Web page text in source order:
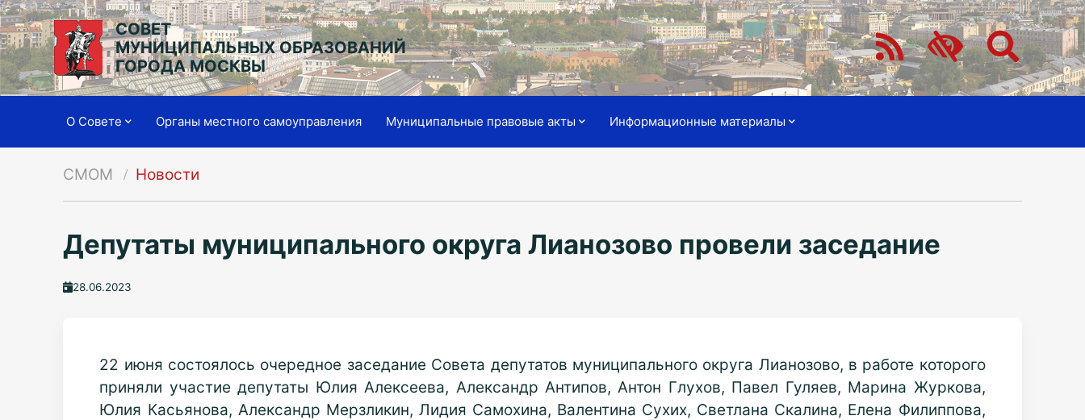
СОВЕТ
МУНИЦИПАЛЬНЫХ ОБРАЗОВАНИЙ
ГОРОДА МОСКВЫ
О Совете Органы местного самоуправления Муниципальные правовые акты Информационные материалы
СМОМ Новости
Депутаты муниципального округа Лианозово провели заседание
28.06.2023
22 июня состоялось очередное заседание Совета депутатов муниципального округа Лианозово, в работе которого
приняли участие депутаты Юлия Алексеева, Александр Антипов, Антон Глухов, Павел Гуляев, Марина Журкова,
Юлия Касьянова, Александр Мерзликин, Лидия Самохина, Валентина Сухих, Светлана Скалина, Елена Филиппова,